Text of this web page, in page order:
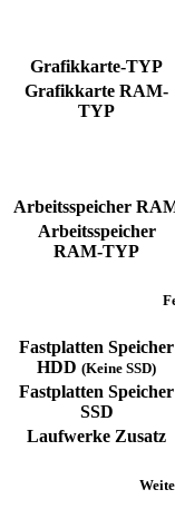
Grafikkarte-TYP
Grafikkarte RAM-
TYP
Arbeitsspeicher
Arbeitsspeicher
RAM-TYP
Fastplatten Speicher
HDD (Keine SSD)
Fastplatten Speicher
SSD
Laufwerke Zusatz